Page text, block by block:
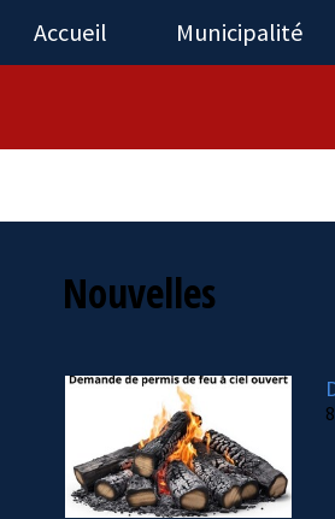
Accueil Municipalité
Nouvelles